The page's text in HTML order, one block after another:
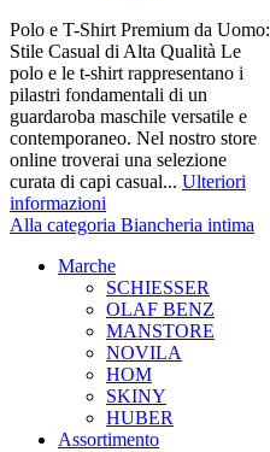
Polo e T-Shirt Premium da Uomo:
Stile Casual di Alta Qualità Le
polo e le t-shirt rappresentano i
pilastri fondamentali di un
guardaroba maschile versatile e
contemporaneo. Nel nostro store
online troverai una selezione
curata di capi casual... Ulteriori
informazioni
Alla categoria Biancheria intima
Marche
SCHIESSER
OLAF BENZ
MANSTORE
NOVILA
HOM
SKINY
HUBER
Assortimento